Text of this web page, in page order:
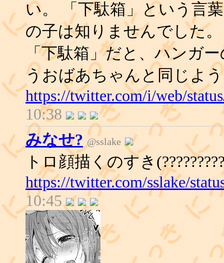
い。 「下駄箱」という言
の子は知りませんでした
「下駄箱」だと、ハンガ
うおばあちゃんと同じよ
https://twitter.com/i/web/
10:38
みなせ? @sslake
トロ顔描くのすき
https://twitter.com/sslake/
10:45